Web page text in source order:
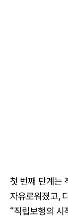
첫 번째 단계는
자유로워졌고,
“직립보행의 시